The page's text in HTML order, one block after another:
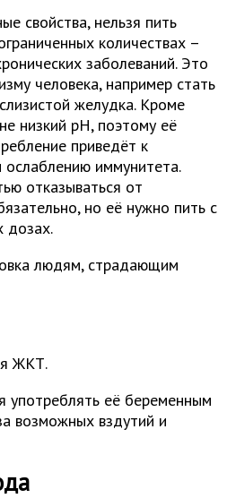
свойства, нельзя пить
количествах –
заболеваний. Это
человека, например стать
желудка. Кроме
низкий pH, поэтому её
приведёт к
ослаблению иммунитета.
отказываться от
но её нужно пить с
дозах.
людям, страдающим
ЖКТ.
употреблять её беременным
возможных вздутий и